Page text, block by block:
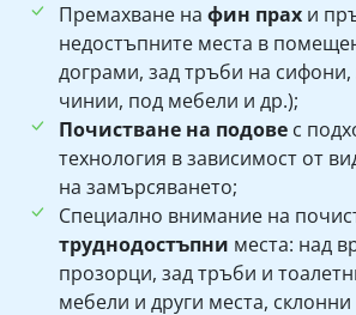
Премахване на фин прах и
недостъпните места в
дограми, зад тръби на сифони,
чинии, под мебели и др.);
Почистване на подове с
технология в зависимост от
на замърсяването;
Специално внимание на
труднодостъпни места: над
прозорци, зад тръби и
мебели и други места,